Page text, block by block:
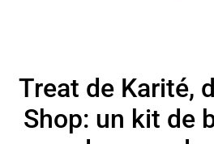
Treat de Karité,
Shop: un kit de